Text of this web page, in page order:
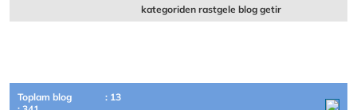
kategoriden rastgele blog getir
Toplam blog
: 13